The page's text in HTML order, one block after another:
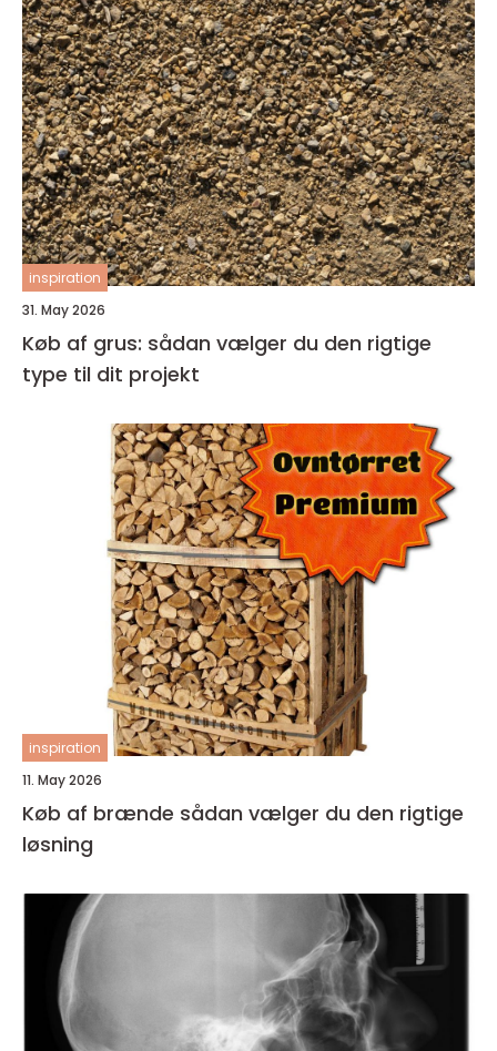
inspiration
31. May 2026
Køb af grus: sådan vælger du den rigtige
type til dit projekt
inspiration
11. May 2026
Køb af brænde sådan vælger du den rigtige
løsning